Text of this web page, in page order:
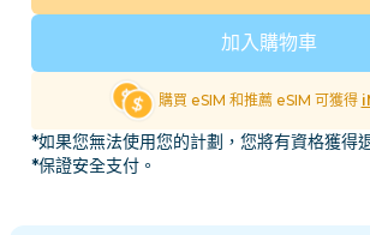
加入購物車
購買 eSIM 和推薦 eSIM 可獲得
*如果您無法使用您的計劃，您將有資格獲得
*保證安全支付。